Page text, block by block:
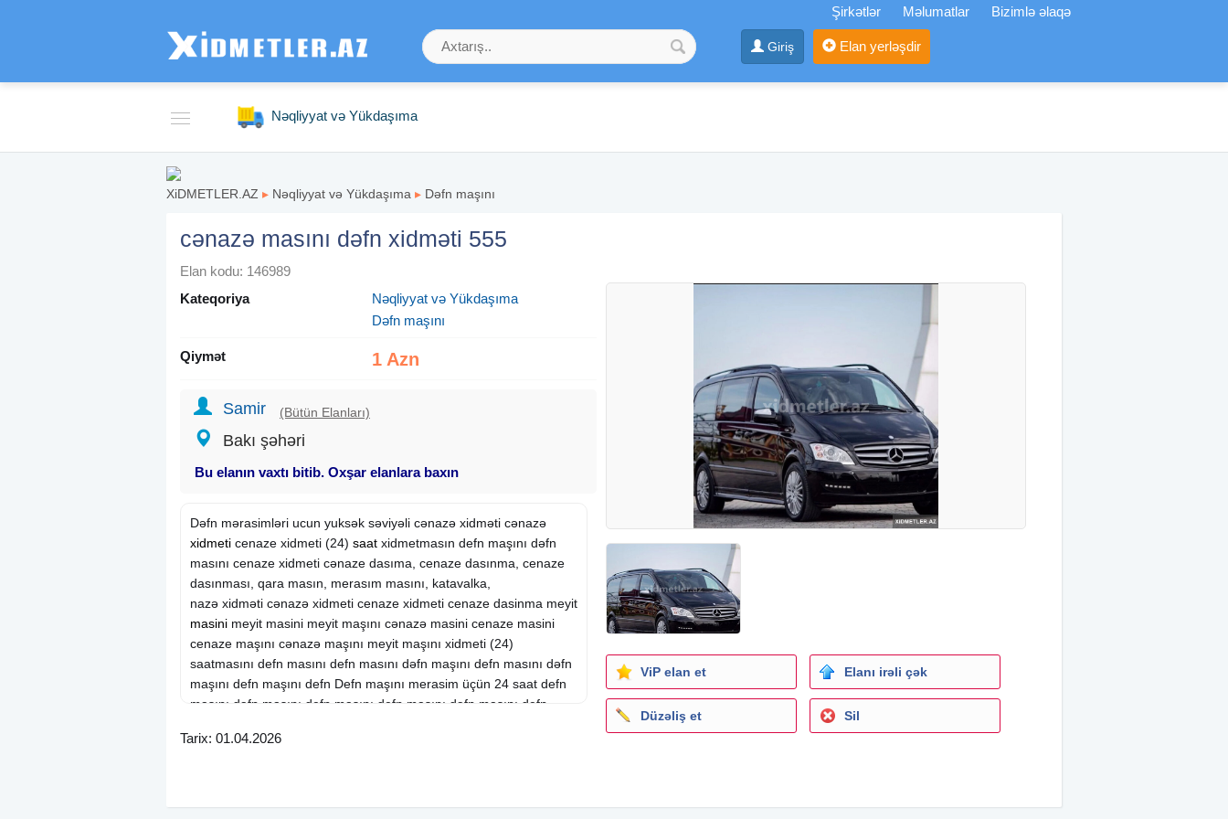
Şirkətlər Məlumatlar Bizimlə əlaqə
Giriş Elan yerləşdir
Nəqliyyat və Yükdaşıma
XiDMETLER.AZ ▸ Nəqliyyat və Yükdaşıma ▸ Dəfn maşını
cənazə masını dəfn xidməti 555
Elan kodu: 146989
Kateqoriya
Nəqliyyat və Yükdaşıma
Dəfn maşını
Qiymət 1 Azn
Samir (Bütün Elanları)
Bakı şəhəri
Bu elanın vaxtı bitib. Oxşar elanlara baxın
Dəfn mərasimləri ucun yuksək səviyəli cənazə xidməti cənazə
xidmeti cenaze xidmeti (24) saat xidmetmasın defn maşını dəfn
masını cenaze xidmeti cənaze dasıma, cenaze dasınma, cenaze
dasınması, qara masın, merasım masını, katavalka,
nazə xidməti cənazə xidmeti cenaze xidmeti cenaze dasinma meyit
masini meyit masini meyit maşını cənazə masini cenaze masini
cenaze maşını cənazə maşını meyit maşını xidmeti (24)
saatmasını defn masını defn masını dəfn maşını defn masını dəfn
maşını defn maşını defn Defn maşını merasim üçün 24 saat defn
masını dəfn masını defn masını defn masını dəfn maşını defn
masını cenaze xidmeti cənazə xidməti cənazə xidmeti cenaze
Xidmet,cenaze dasınma, cenaze dasınması, qara masın, merasım
Tarix: 01.04.2026
ViP elan et Elanı irəli çək
Düzəliş et Sil